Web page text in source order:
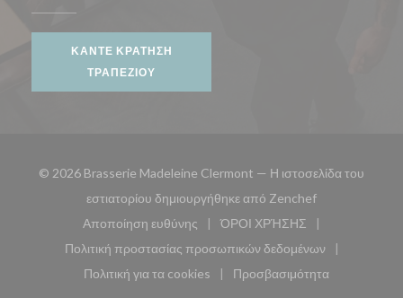
ΚΆΝΤΕ ΚΡΆΤΗΣΗ
ΤΡΑΠΕΖΙΟΎ
© 2026 Brasserie Madeleine Clermont — Η ιστοσελίδα του
εστιατορίου δημιουργήθηκε από Zenchef((ανοίγει σε
Αποποίηση ευθύνης
((ανοίγει σε νέο παράθυρο))
ΌΡΟΙ ΧΡΉΣΗΣ
((ανοίγει σε νέο
Πολιτική προστασίας προσωπικών δεδομένων
((ανοίγει σε νέο παράθυρο))
Πολιτική για τα cookies
((ανοίγει σε νέο παράθυρο))
Προσβασιμότητα
((ανοίγει σε νέο